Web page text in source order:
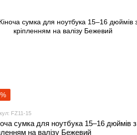
FZ11-15
сумка для ноутбука 15–16 дюймів з
на валізу Бежевий